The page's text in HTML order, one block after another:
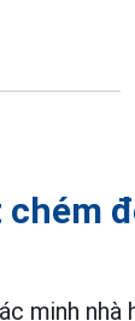
chém
minh